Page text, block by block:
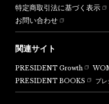
特定商取引法に基づく表示
お問い合わせ
関連サイト
PRESIDENT Growth
PRESIDENT BOOKS
プ